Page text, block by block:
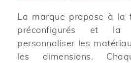
La marque propose à la
préconfigurés et la
personnaliser les
les dimensions.